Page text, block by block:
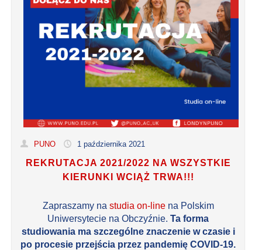
PUNO 1 października 2021
REKRUTACJA 2021/2022 NA WSZYSTKIE
KIERUNKI WCIĄŻ TRWA!!!
Zapraszamy na studia on-linena Polskim
Uniwersytecie na Obczyźnie. Ta forma
studiowania ma szczególne znaczenie w czasie i
po procesie przejścia przez pandemię COVID-19.